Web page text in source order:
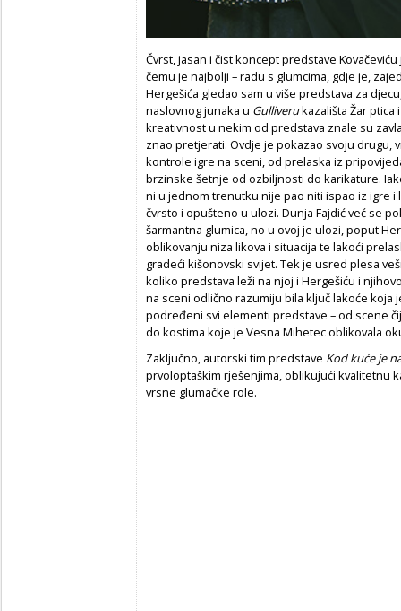
Čvrst, jasan i čist koncept predstave
čemu je najbolji – radu s glumcima, gdje je,
Hergešića gledao sam u više predstava za
naslovnog junaka u Gulliverukazališta Žar ptica
kreativnost u nekim od predstava znale su
znao pretjerati. Ovdje je pokazao svoju drugu,
kontrole igre na sceni, od prelaska iz
brzinske šetnje od ozbiljnosti do karikature.
ni u jednom trenutku nije pao niti ispao iz igre
čvrsto i opušteno u ulozi. Dunja Fajdić već se
šarmantna glumica, no u ovoj je ulozi, poput
oblikovanju niza likova i situacija te lakoći
gradeći kišonovski svijet. Tek je usred plesa
koliko predstava leži na njoj i Hergešiću i
na sceni odlično razumiju bila ključ lakoće koja
podređeni svi elementi predstave – od scene
do kostima koje je Vesna Mihetec oblikovala
Zaključno, autorski tim predstave Kod kuće je
prvoloptaškim rješenjima, oblikujući kvalitetnu
vrsne glumačke role.